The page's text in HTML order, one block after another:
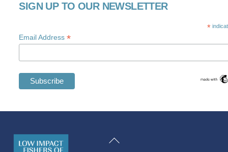
SIGN UP TO OUR NEWSLETTER
*
Email Address*
Back
Swedish